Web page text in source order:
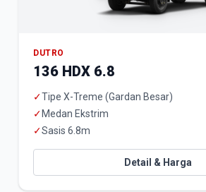
DUTRO
136 HDX 6.8
✓Tipe X-Treme (Gardan Besar)
✓ Medan Ekstrim
✓Sasis 6.8m
Detail & Harga